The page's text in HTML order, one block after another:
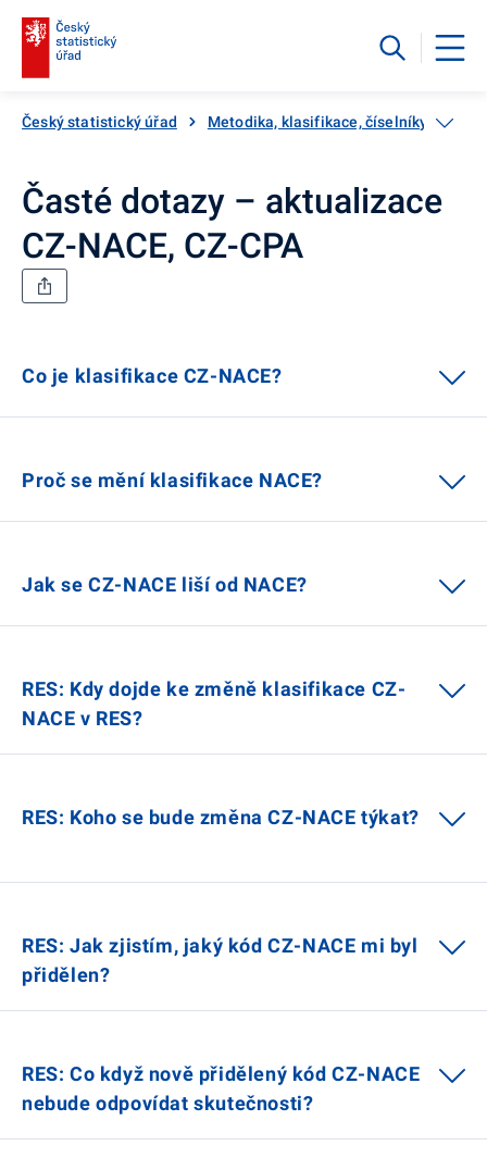
Český statistický úřad Metodika, klasifikace, číselníky
Časté dotazy – aktualizace
CZ-NACE, CZ-CPA
Co je klasifikace CZ-NACE?
Proč se mění klasifikace NACE?
Jak se CZ-NACE liší od NACE?
RES: Kdy dojde ke změně klasifikace CZ-
NACE v RES?
RES: Koho se bude změna CZ-NACE týkat?
RES: Jak zjistím, jaký kód CZ-NACE mi byl
přidělen?
RES: Co když nově přidělený kód CZ-NACE
nebude odpovídat skutečnosti?